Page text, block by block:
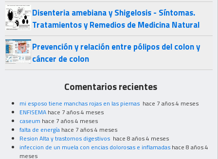
Disenteria amebiana y Shigelosis - Síntomas.
Tratamientos y Remedios de Medicina Natural
Prevención y relación entre pólipos del colon y
cáncer de colon
Comentarios recientes
mi esposo tiene manchas rojas en las piernas hace 7 años 4 meses
ENFISEMA hace 7 años 4 meses
caseum hace 7 años 4 meses
falta de energía hace 7 años 4 meses
Resion Alta y trastornos digestivos hace 8 años 4 meses
infeccion de un muela con encias dolorosas e inflamadas hace 8 años 4
meses